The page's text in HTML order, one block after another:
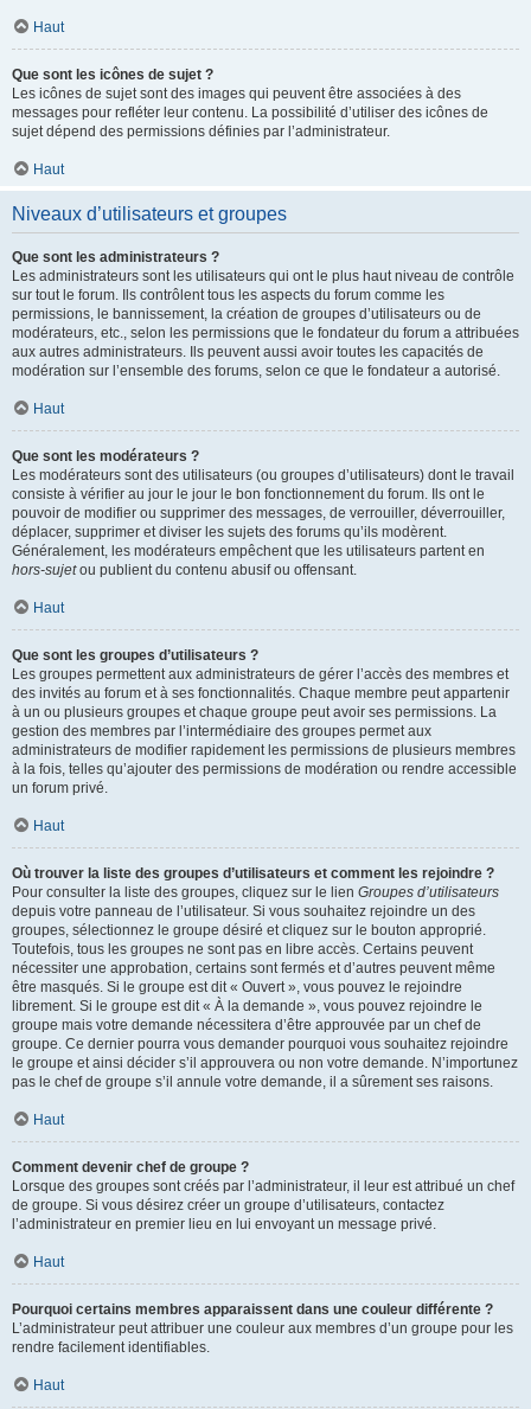
Haut
Que sont les icônes de sujet ?
Les icônes de sujet sont des images qui peuvent être associées à des
messages pour refléter leur contenu. La possibilité d’utiliser des icônes de
sujet dépend des permissions définies par l’administrateur.
Haut
Niveaux d’utilisateurs et groupes
Que sont les administrateurs ?
Les administrateurs sont les utilisateurs qui ont le plus haut niveau de contrôle
sur tout le forum. Ils contrôlent tous les aspects du forum comme les
permissions, le bannissement, la création de groupes d’utilisateurs ou de
modérateurs, etc., selon les permissions que le fondateur du forum a attribuées
aux autres administrateurs. Ils peuvent aussi avoir toutes les capacités de
modération sur l’ensemble des forums, selon ce que le fondateur a autorisé.
Haut
Que sont les modérateurs ?
Les modérateurs sont des utilisateurs (ou groupes d’utilisateurs) dont le travail
consiste à vérifier au jour le jour le bon fonctionnement du forum. Ils ont le
pouvoir de modifier ou supprimer des messages, de verrouiller, déverrouiller,
déplacer, supprimer et diviser les sujets des forums qu’ils modèrent.
Généralement, les modérateurs empêchent que les utilisateurs partent en
hors-sujetou publient du contenu abusif ou offensant.
Haut
Que sont les groupes d’utilisateurs ?
Les groupes permettent aux administrateurs de gérer l’accès des membres et
des invités au forum et à ses fonctionnalités. Chaque membre peut appartenir
à un ou plusieurs groupes et chaque groupe peut avoir ses permissions. La
gestion des membres par l’intermédiaire des groupes permet aux
administrateurs de modifier rapidement les permissions de plusieurs membres
à la fois, telles qu’ajouter des permissions de modération ou rendre accessible
un forum privé.
Haut
Où trouver la liste des groupes d’utilisateurs et comment les rejoindre ?
Pour consulter la liste des groupes, cliquez sur le lien Groupes d’utilisateurs
depuis votre panneau de l’utilisateur. Si vous souhaitez rejoindre un des
groupes, sélectionnez le groupe désiré et cliquez sur le bouton approprié.
Toutefois, tous les groupes ne sont pas en libre accès. Certains peuvent
nécessiter une approbation, certains sont fermés et d’autres peuvent même
être masqués. Si le groupe est dit « Ouvert », vous pouvez le rejoindre
librement. Si le groupe est dit « À la demande », vous pouvez rejoindre le
groupe mais votre demande nécessitera d’être approuvée par un chef de
groupe. Ce dernier pourra vous demander pourquoi vous souhaitez rejoindre
le groupe et ainsi décider s’il approuvera ou non votre demande. N’importunez
pas le chef de groupe s’il annule votre demande, il a sûrement ses raisons.
Haut
Comment devenir chef de groupe ?
Lorsque des groupes sont créés par l’administrateur, il leur est attribué un chef
de groupe. Si vous désirez créer un groupe d’utilisateurs, contactez
l’administrateur en premier lieu en lui envoyant un message privé.
Haut
Pourquoi certains membres apparaissent dans une couleur différente ?
L’administrateur peut attribuer une couleur aux membres d’un groupe pour les
rendre facilement identifiables.
Haut